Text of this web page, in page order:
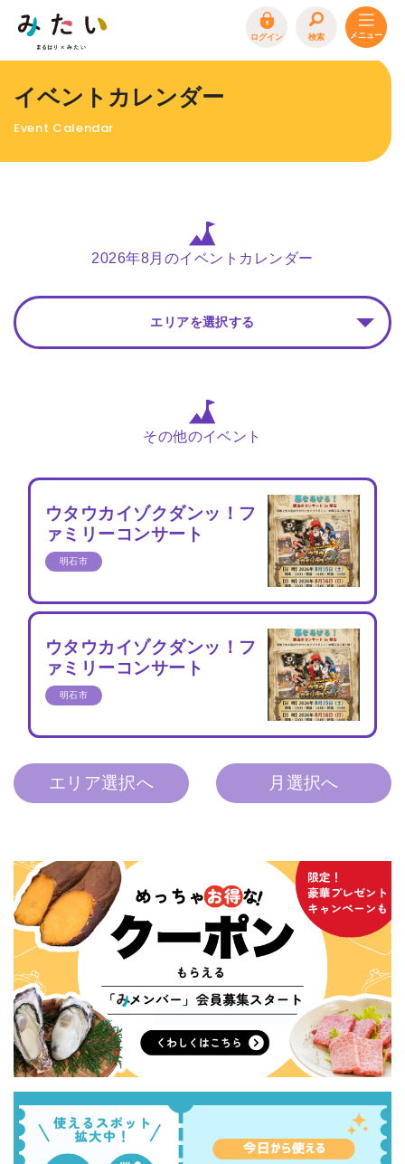
ログイン 検索
特集
プライバシーポリシー
イベントカレンダー
Event Calendar
2026年8月のイベントカレンダー
エリアを選択する
その他のイベント
ウタウカイゾクダンッ！フ
ァミリーコンサート
明石市
ウタウカイゾクダンッ！フ
ァミリーコンサート
明石市
エリア選択へ 月選択へ